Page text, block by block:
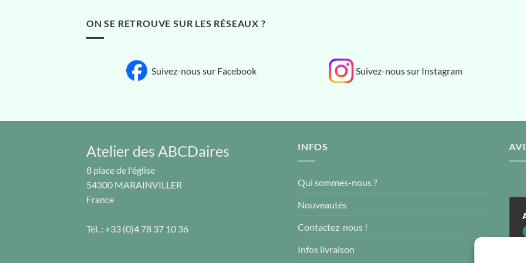
ON SE RETROUVE SUR LES RÉSEAUX ?
Suivez-nous sur Facebook Suivez-nous sur Instagram
Atelier des ABCDaires
8 place de l'église
54300 MARAINVILLER
France
Tél. : +33 (0)4 78 37 10 36
INFOS
Qui sommes-nous ?
Nouveautés
Contactez-nous !
Infos livraison